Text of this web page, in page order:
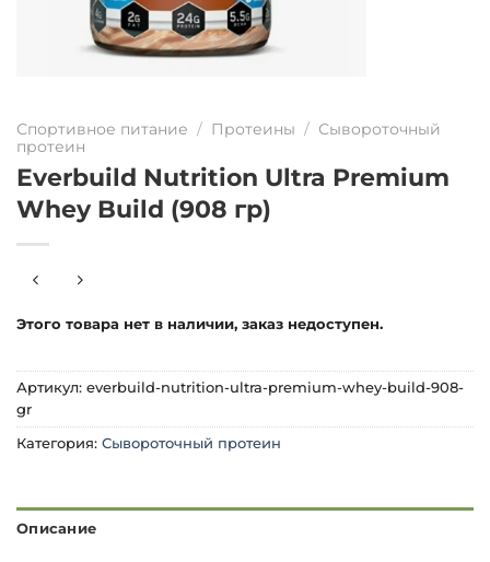
Спортивное питание / Протеины / Сывороточный
протеин
Everbuild Nutrition Ultra Premium
Whey Build (908 гр)
Этого товара нет в наличии, заказ недоступен.
Артикул: everbuild-nutrition-ultra-premium-whey-build-908-
gr
Категория: Сывороточный протеин
Описание